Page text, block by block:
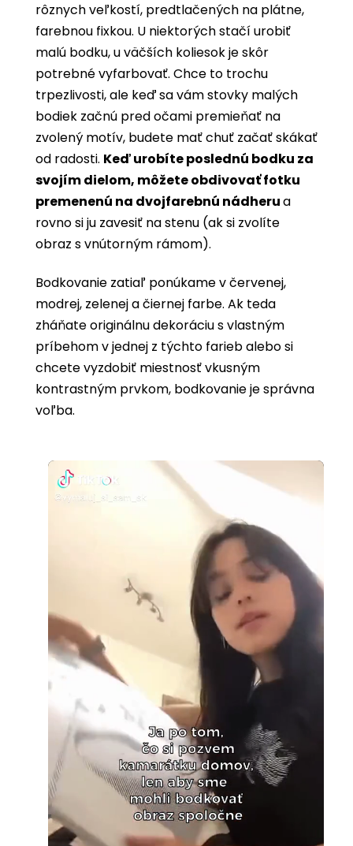
rôznych veľkostí, predtlačených na plátne,
farebnou fixkou. U niektorých stačí urobiť
malú bodku, u väčších koliesok je skôr
potrebné vyfarbovať. Chce to trochu
trpezlivosti, ale keď sa vám stovky malých
bodiek začnú pred očami premieňať na
zvolený motív, budete mať chuť začať skákať
od radosti. Keď urobíte poslednú bodku za
svojím dielom, môžete obdivovať fotku
premenenú na dvojfarebnú nádherua
rovno si ju zavesiť na stenu (ak si zvolíte
obraz s vnútorným rámom).
Bodkovanie zatiaľ ponúkame v červenej,
modrej, zelenej a čiernej farbe. Ak teda
zháňate originálnu dekoráciu s vlastným
príbehom v jednej z týchto farieb alebo si
chcete vyzdobiť miestnosť vkusným
kontrastným prvkom, bodkovanie je správna
voľba.